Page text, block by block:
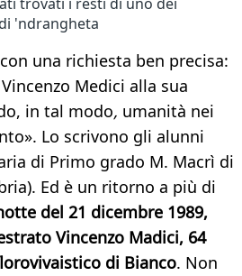
'ndrangheta
una richiesta ben precisa:
Medici alla sua
in tal modo, umanità nei
Lo scrivono gli alunni
di Primo grado M. Macrì di
Ed è un ritorno a più di
del 21 dicembre 1989,
Vincenzo Madici, 64
di Bianco. Non